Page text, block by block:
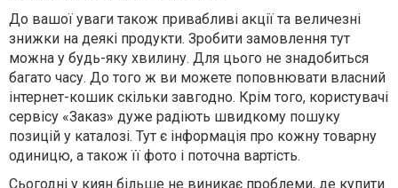
До вашої уваги також привабливі акції та величезні
знижки на деякі продукти. Зробити замовлення тут
можна у будь-яку хвилину. Для цього не знадобиться
багато часу. До того ж ви можете поповнювати власний
інтернет-кошик скільки завгодно. Крім того, користувачі
сервісу «Заказ» дуже радіють швидкому пошуку
позицій у каталозі. Тут є інформація про кожну товарну
одиницю, а також її фото і поточна вартість.
Сьогодні у киян більше не виникає проблеми, де купити